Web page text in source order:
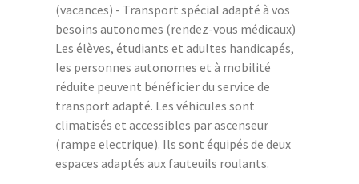
(vacances) - Transport spécial adapté à vos
besoins autonomes (rendez-vous médicaux)
Les élèves, étudiants et adultes handicapés,
les personnes autonomes et à mobilité
réduite peuvent bénéficier du service de
transport adapté. Les véhicules sont
climatisés et accessibles par ascenseur
(rampe electrique). Ils sont équipés de deux
espaces adaptés aux fauteuils roulants.